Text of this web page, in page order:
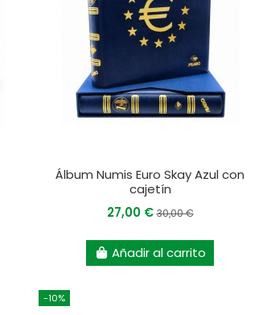
Álbum Numis Euro Skay Azul con
cajetín
27,00 €30,00 €
Añadir al carrito
-10%